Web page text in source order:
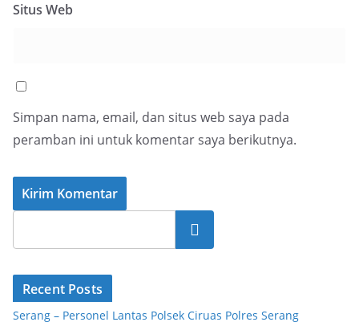
Situs Web
Simpan nama, email, dan situs web saya pada
peramban ini untuk komentar saya berikutnya.
Cari
Recent Posts
Serang – Personel Lantas Polsek Ciruas Polres Serang